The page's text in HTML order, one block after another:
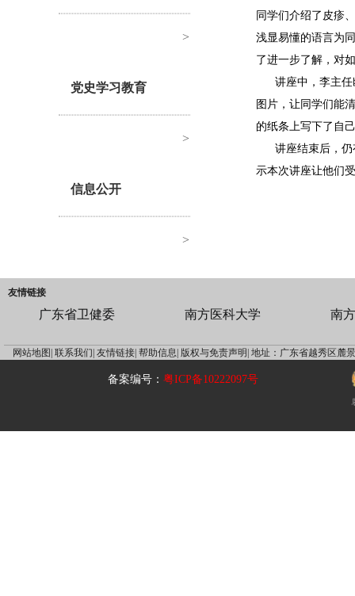
>
党史学习教育
>
信息公开
>
同学们介绍了皮疹
浅显易懂的语言为
了进一步了解，对
讲座中，李主
图片，让同学们能
的纸条上写下了自
讲座结束后，
示本次讲座让他们
友情链接
广东省卫健委 南方医科大学 南
网站地图| 联系我们| 友情链接| 帮助信息| 版权与免责声明| 地址：广东省越秀区麓
备案编号：粤ICP备10222097号